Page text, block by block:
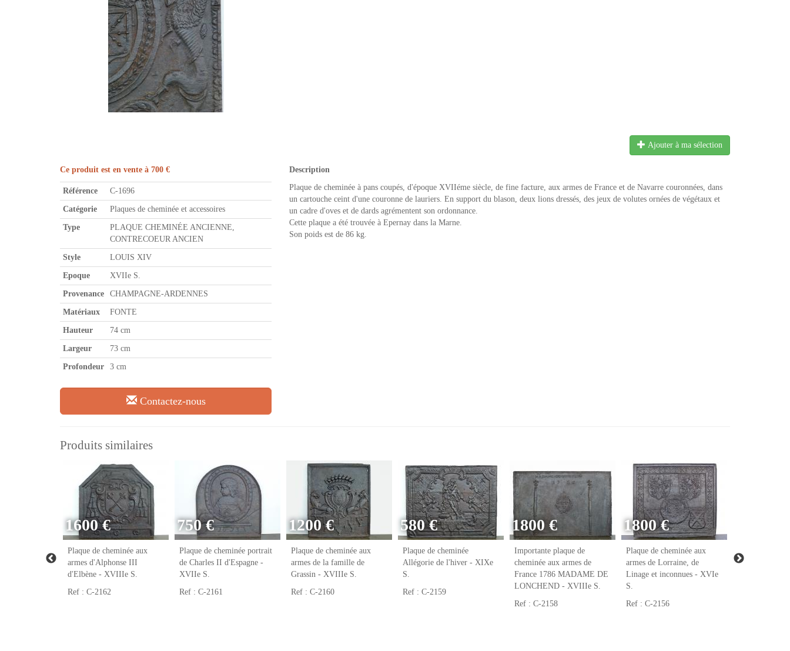
Ajouter à ma sélection
Ce produit est en vente à 700 €
Référence C-1696
Catégorie Plaques de cheminée et accessoires
Type
PLAQUE CHEMINÉE ANCIENNE,
CONTRECOEUR ANCIEN
Style LOUIS XIV
Epoque XVIIe S.
Provenance CHAMPAGNE-ARDENNES
Matériaux FONTE
Hauteur 74 cm
Largeur 73 cm
Profondeur 3 cm
Contactez-nous
Description
Plaque de cheminée à pans coupés, d'époque XVIIéme siècle, de fine facture, aux armes de France et de Navarre couronnées, dans
un cartouche ceint d'une couronne de lauriers. En support du blason, deux lions dressés, des jeux de volutes ornées de végétaux et
un cadre d'oves et de dards agrémentent son ordonnance.
Cette plaque a été trouvée à Epernay dans la Marne.
Son poids est de 86 kg.
Produits similaires
1600 €
Plaque de cheminée aux
armes d'Alphonse III
d'Elbène - XVIIIe S.
Ref : C-2162
750 €
Plaque de cheminée portrait
de Charles II d'Espagne -
XVIIe S.
Ref : C-2161
1200 €
Plaque de cheminée aux
armes de la famille de
Grassin - XVIIIe S.
Ref : C-2160
580 €
Plaque de cheminée
Allégorie de l'hiver - XIXe
S.
Ref : C-2159
1800 €
Importante plaque de
cheminée aux armes de
France 1786 MADAME DE
LONCHEND - XVIIIe S.
Ref : C-2158
1800 €
Plaque de cheminée aux
armes de Lorraine, de
Linage et inconnues - XVIe
S.
Ref : C-2156
Plaque de
armes de